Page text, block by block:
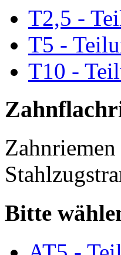
T2,5 -
T5 -
T10 -
Bitte